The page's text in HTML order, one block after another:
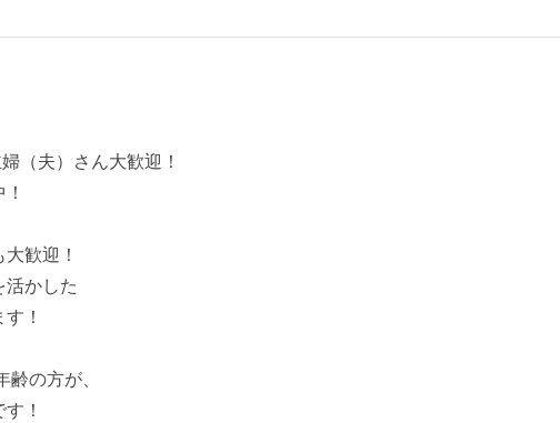
（夫）さん大歓迎！
歓迎！
活かした
！
齢の方が、
！